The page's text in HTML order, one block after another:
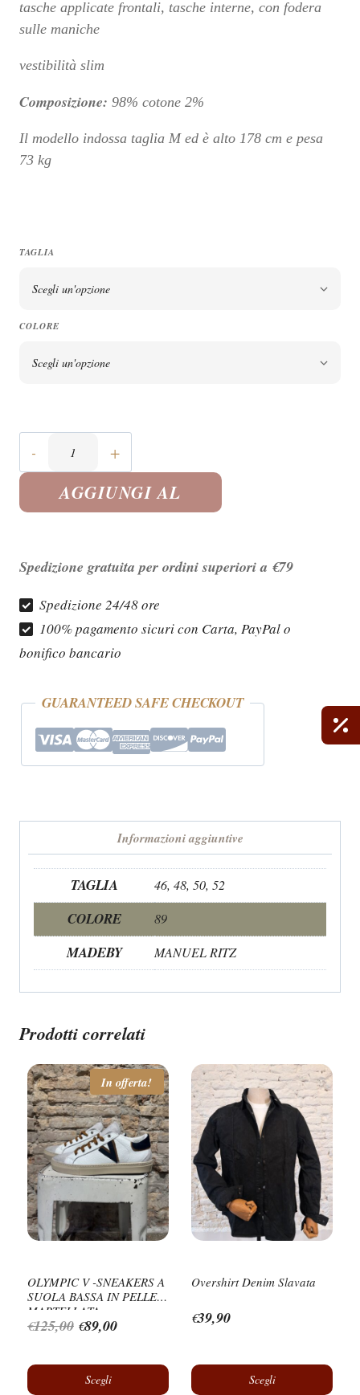
tasche applicate frontali, tasche interne, con fodera
sulle maniche
vestibilità slim
Composizione: 98% cotone 2%
Il modello indossa taglia M ed è alto 178 cm e pesa
73 kg
TAGLIA
COLORE
Ritz
AGGIUNGI AL
Spedizione gratuita per ordini superiori a €79
Spedizione 24/48 ore
100% pagamento sicuri con Carta, PayPal o
bonifico bancario
GUARANTEED SAFE CHECKOUT
Informazioni aggiuntive
TAGLIA 46, 48, 50, 52
COLORE 89
MADEBY MANUEL RITZ
Prodotti correlati
In offerta!
OLYMPIC V -SNEAKERS A
SUOLA BASSA IN PELLE
MARTELLATA
€125,00 Il
originale
€89,00Il
attuale
Scegli
Overshirt Denim Slavata
€39,90
Scegli